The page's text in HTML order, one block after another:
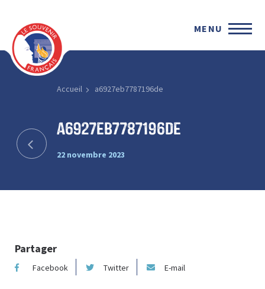
MENU
Accueil a6927eb7787196de
a6927eb7787196de
22 novembre 2023
Partager
Facebook Twitter E-mail